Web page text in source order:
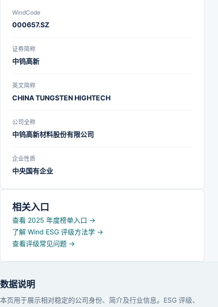
WindCode
000657.SZ
证券简称
中钨高新
英文简称
CHINA TUNGSTEN HIGHTECH
公司全称
中钨高新材料股份有限公司
企业性质
中央国有企业
相关入口
查看 2025 年度榜单入口 →
了解 Wind ESG 评级方法学 →
查看评级常见问题 →
数据说明
本页用于展示相对稳定的公司身份、简介及行业信息。ESG 评级、